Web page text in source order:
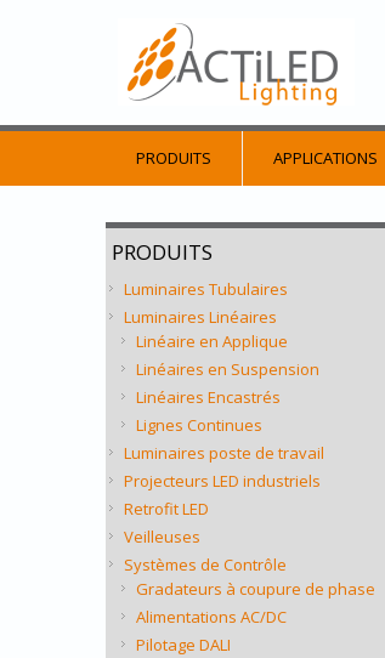
PRODUITS APPLICATIONS
PRODUITS
Luminaires Tubulaires
Luminaires Linéaires
Linéaire en Applique
Linéaires en Suspension
Linéaires Encastrés
Lignes Continues
Luminaires poste de travail
Projecteurs LED industriels
Retrofit LED
Veilleuses
Systèmes de Contrôle
Gradateurs à coupure de phase
Alimentations AC/DC
Pilotage DALI